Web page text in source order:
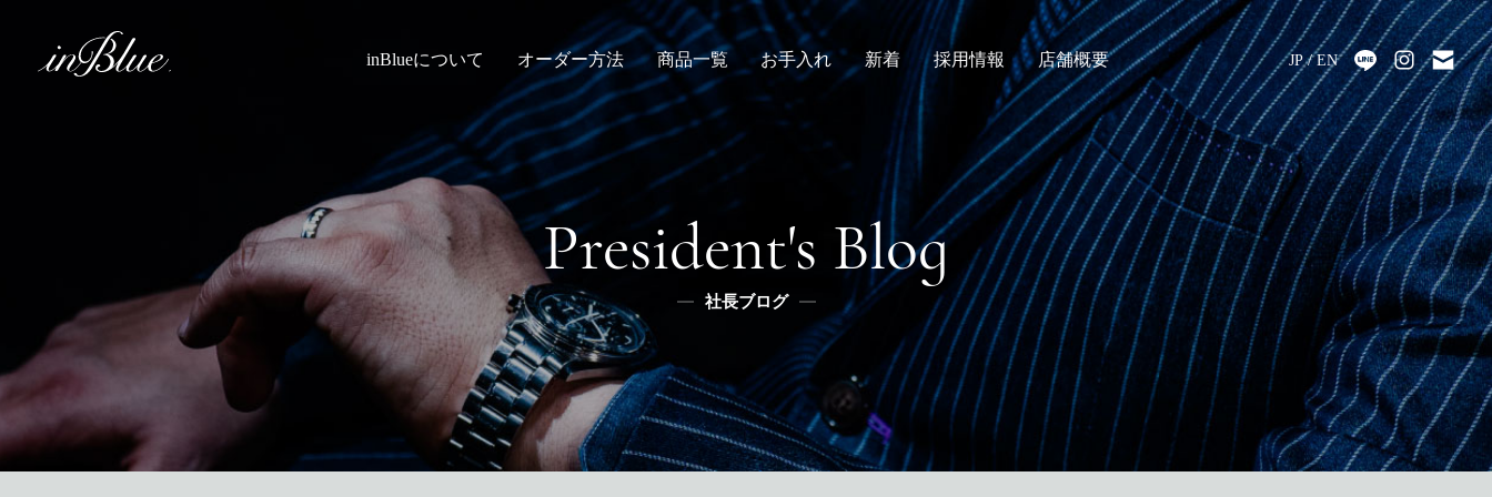
inBlueについて
ヒストリー
理念
トライフープ
着用シーン
こだわり
縫製
Q&A
オーダー方法
倉敷店でのオーダー
全国オーダー会
ふるさと納税
商品一覧
デニムスーツ
メンズ
レディース
ふるさと納税
ふるさとチョイス
お手入れ 新着
ニュース
インタビュー
社長ブログ
スタッフブログ
メディア掲載
採用情報
新卒採用
店舗概要
アクセス
会社情報
代表メッセージ
JP EN
President's Blog
社長ブログ